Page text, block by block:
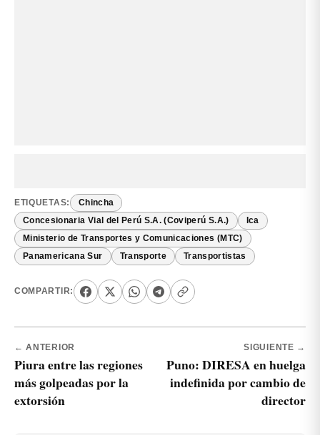
ETIQUETAS: Chincha
Concesionaria Vial del Perú S.A. (Coviperú S.A.) Ica
Ministerio de Transportes y Comunicaciones (MTC)
Panamericana Sur Transporte Transportistas
COMPARTIR:
← ANTERIOR
Piura entre las regiones
más golpeadas por la
extorsión
SIGUIENTE →
Puno: DIRESA en huelga
indefinida por cambio de
director